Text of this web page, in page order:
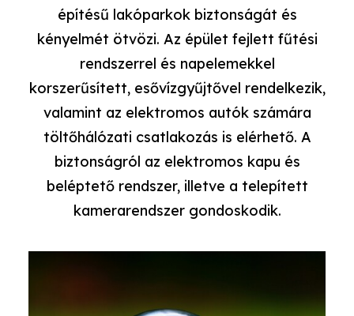
építésű lakóparkok biztonságát és
kényelmét ötvözi. Az épület fejlett fűtési
rendszerrel és napelemekkel
korszerűsített, esővízgyűjtővel rendelkezik,
valamint az elektromos autók számára
töltőhálózati csatlakozás is elérhető. A
biztonságról az elektromos kapu és
beléptető rendszer, illetve a telepített
kamerarendszer gondoskodik.